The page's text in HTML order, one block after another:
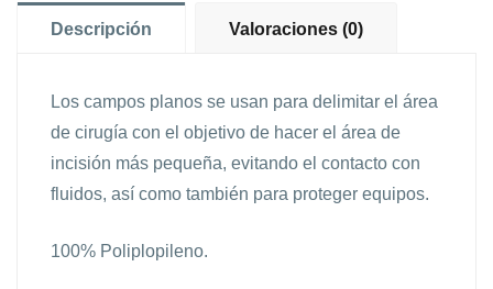
Descripción Valoraciones (0)
Los campos planos se usan para delimitar el área
de cirugía con el objetivo de hacer el área de
incisión más pequeña, evitando el contacto con
fluidos, así como también para proteger equipos.
100% Poliplopileno.